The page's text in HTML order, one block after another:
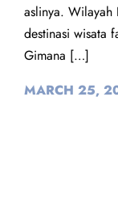
aslinya. Wilayah
destinasi wisata
Gimana […]
MARCH 25,